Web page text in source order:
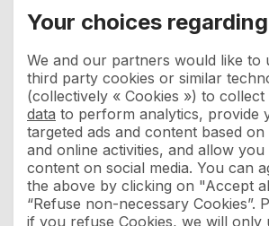
Parlons de votre
pourrions faire progresser
organisation ?
Contactez-nous.
DITES-NOUS TOUT !
Your choices
We and our partners would like to
third party cookies or similar
(collectively « Cookies ») to
data to perform analytics, provide
targeted ads and content based
and online activities, and allow you
content on social media. You can
the above by clicking on "Accept
“Refuse non-necessary Cookies”.
if you refuse Cookies, we will only